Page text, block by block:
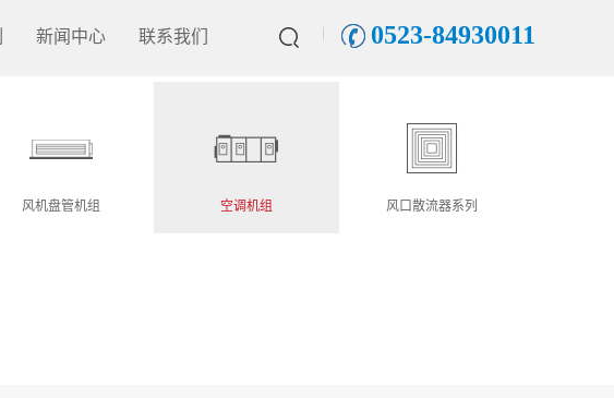
新闻中心 联系我们 0523-84930011
风机盘管机组 空调机组 风口散流器系列